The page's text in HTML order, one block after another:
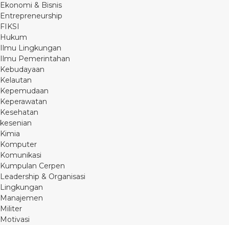
Ekonomi & Bisnis
Entrepreneurship
FIKSI
Hukum
Ilmu Lingkungan
Ilmu Pemerintahan
Kebudayaan
Kelautan
Kepemudaan
Keperawatan
Kesehatan
kesenian
Kimia
Komputer
Komunikasi
Kumpulan Cerpen
Leadership & Organisasi
Lingkungan
Manajemen
Militer
Motivasi